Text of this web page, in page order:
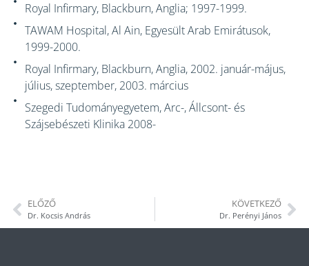
Royal Infirmary, Blackburn, Anglia; 1997-1999.
TAWAM Hospital, Al Ain, Egyesült Arab Emirátusok,
1999-2000.
Royal Infirmary, Blackburn, Anglia, 2002. január-május,
július, szeptember, 2003. március
Szegedi Tudományegyetem, Arc-, Állcsont- és
Szájsebészeti Klinika 2008-
ELŐZŐ
Dr. Kocsis András
KÖVETKEZŐ
Dr. Perényi János